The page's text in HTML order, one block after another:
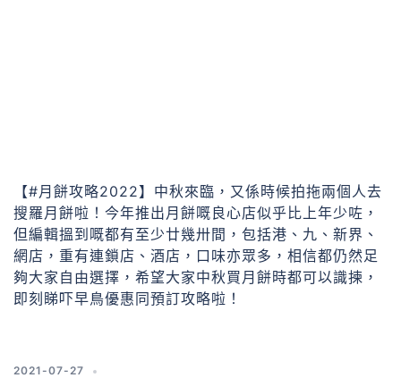
【#月餅攻略2022】中秋來臨，又係時候拍拖兩個人去
搜羅月餅啦！今年推出月餅嘅良心店似乎比上年少咗，
但編輯搵到嘅都有至少廿幾卅間，包括港、九、新界、
網店，重有連鎖店、酒店，口味亦眾多，相信都仍然足
夠大家自由選擇，希望大家中秋買月餅時都可以識揀，
即刻睇吓早鳥優惠同預訂攻略啦！
2021-07-27